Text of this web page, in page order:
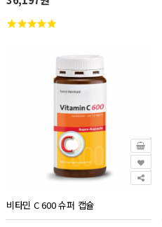
비타민 C 600 슈퍼 캡슐